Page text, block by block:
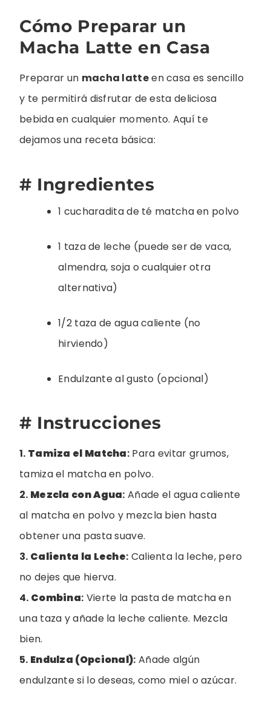
Cómo Preparar un
Macha Latte en Casa
Preparar un macha latteen casa es sencillo
y te permitirá disfrutar de esta deliciosa
bebida en cualquier momento. Aquí te
dejamos una receta básica:
# Ingredientes
1 cucharadita de té matcha en polvo
1 taza de leche (puede ser de vaca,
almendra, soja o cualquier otra
alternativa)
1/2 taza de agua caliente (no
hirviendo)
Endulzante al gusto (opcional)
# Instrucciones
1. Tamiza el Matcha: Para evitar grumos,
tamiza el matcha en polvo.
2. Mezcla con Agua: Añade el agua caliente
al matcha en polvo y mezcla bien hasta
obtener una pasta suave.
3. Calienta la Leche: Calienta la leche, pero
no dejes que hierva.
4. Combina: Vierte la pasta de matcha en
una taza y añade la leche caliente. Mezcla
bien.
5. Endulza (Opcional): Añade algún
endulzante si lo deseas, como miel o azúcar.